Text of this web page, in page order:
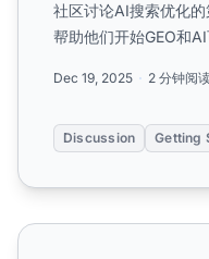
社区讨论AI搜索优化的
帮助他们开始GEO和AI
Dec 19, 2025 2 分钟阅
Discussion Getting
有没有人做过 GEO 审